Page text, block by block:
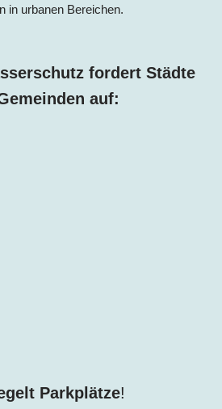
in urbanen Bereichen.
fordert Städte
auf:
Parkplätze!